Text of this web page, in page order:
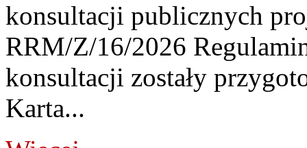
konsultacji publicznych
RRM/Z/16/2026
konsultacji zostały
Karta...